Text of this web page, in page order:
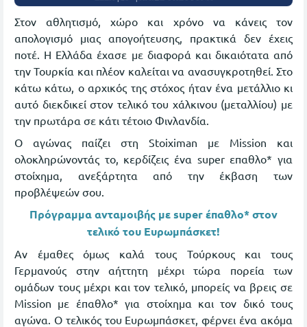
Στον αθλητισμό, χώρο και χρόνο να κάνεις τον
απολογισμό μιας απογοήτευσης, πρακτικά δεν έχεις
ποτέ. Η Ελλάδα έχασε με διαφορά και δικαιότατα από
την Τουρκία και πλέον καλείται να ανασυγκροτηθεί. Στο
κάτω κάτω, ο αρχικός της στόχος ήταν ένα μετάλλιο κι
αυτό διεκδικεί στον τελικό του χάλκινου (μεταλλίου) με
την πρωτάρα σε κάτι τέτοιο Φινλανδία.
Ο αγώνας παίζει στη Stoiximan με Mission και
ολοκληρώνοντάς το, κερδίζεις ένα super επαθλο* για
στοίχημα, ανεξάρτητα από την έκβαση των
προβλέψεών σου.
Πρόγραμμα ανταμοιβής με super έπαθλο* στον
τελικό του Ευρωμπάσκετ!
Αν έμαθες όμως καλά τους Τούρκους και τους
Γερμανούς στην αήττητη μέχρι τώρα πορεία των
ομάδων τους μέχρι και τον τελικό, μπορείς να βρεις σε
Mission με έπαθλο* για στοίχημα και τον δικό τους
αγώνα. Ο τελικός του Ευρωμπάσκετ, φέρνει ένα ακόμα